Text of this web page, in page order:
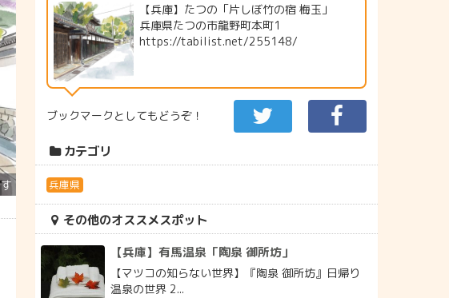
【兵庫】たつの「片しぼ竹の宿 梅玉」
兵庫県たつの市龍野町本町1
https://tabilist.net/255148/
ブックマークとしてもどうぞ！
カテゴリ
兵庫県
その他のオススメスポット
【兵庫】有馬温泉「陶泉 御所坊」
【マツコの知らない世界】『陶泉 御所坊』日帰り
温泉の世界 2...